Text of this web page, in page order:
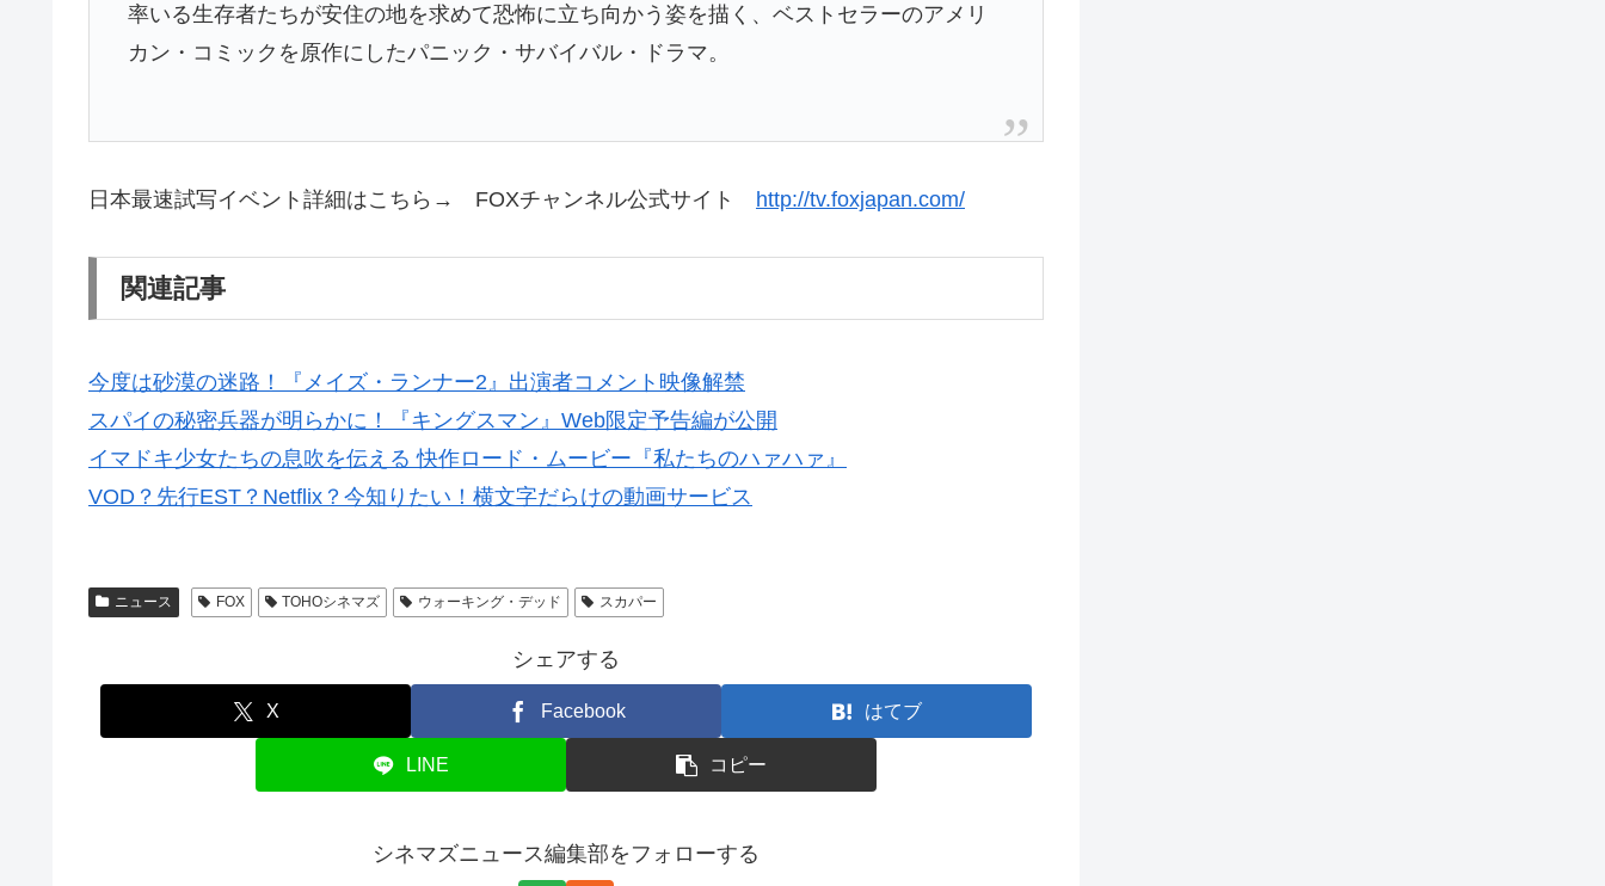
率いる生存者たちが安住の地を求めて恐怖に立ち向かう姿を描く、ベストセラーのアメリ
カン・コミックを原作にしたパニック・サバイバル・ドラマ。
日本最速試写イベント詳細はこちら→ FOXチャンネル公式サイト http://tv.foxjapan.com/
関連記事
今度は砂漠の迷路！『メイズ・ランナー2』出演者コメント映像解禁
スパイの秘密兵器が明らかに！『キングスマン』Web限定予告編が公開
イマドキ少女たちの息吹を伝える 快作ロード・ムービー『私たちのハァハァ』
VOD？先行EST？Netflix？今知りたい！横文字だらけの動画サービス
ニュース FOX TOHOシネマズ ウォーキング・デッド スカパー
シェアする
X Facebook はてブ
LINE コピー
シネマズニュース編集部をフォローする